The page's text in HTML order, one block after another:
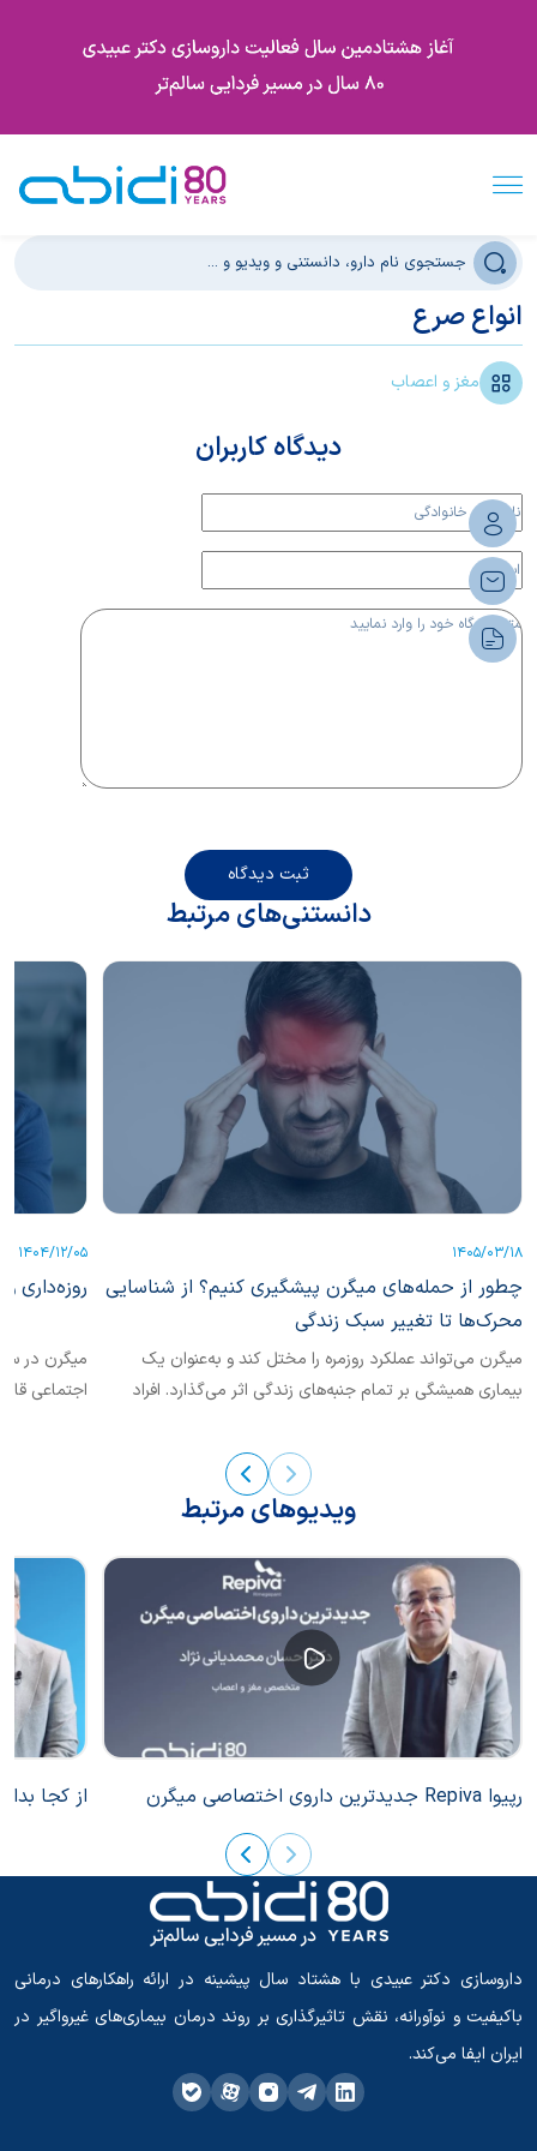
انواع صرع
مغز و اعصاب
دیدگاه کاربران
ثبت دیدگاه
دانستنی‌های مرتبط
1405/03/18
چطور از حمله‌های میگرن پیشگیری کنیم؟ از شناسایی
محرک‌ها تا تغییر سبک زندگی
میگرن می‌تواند عملکرد روزمره را مختل ‌کند و به‌عنوان یک
بیماری همیشگی بر تمام جنبه‌های زندگی اثر می‌گذارد. افراد
1404/12/05
روزه‌داری
میگرن در
اجتماعی
ویدیوهای مرتبط
رپیوا Repiva جدیدترین داروی اختصاصی میگرن از کجا
داروسازی دکتر عبیدی با هشتاد سال پیشینه در ارائه راهکارهای درمانی
باکیفیت و نوآورانه، نقش تاثیرگذاری بر روند درمان بیماری‌های غیرواگیر در
ایران ایفا می‌کند.